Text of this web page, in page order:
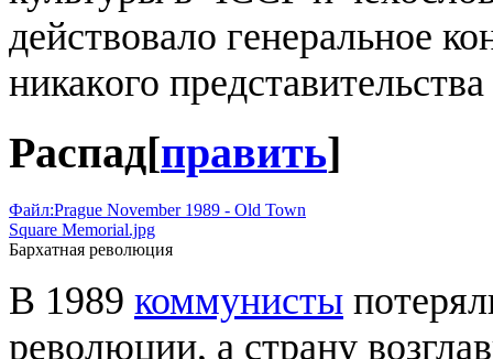
действовало генеральное
никакого
Распад[править]
Файл:Prague November 1989 - Old Town
Square Memorial.jpg
Бархатная революция
В 1989 коммунисты
революции, а страну